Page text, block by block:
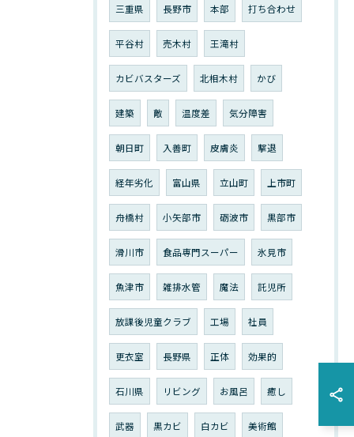
三重県 長野市 本部 打ち合わせ
平谷村 売木村 王滝村
カビバスターズ 北相木村 かび
建築 敵 温度差 気分障害
朝日町 入善町 皮膚炎 撃退
経年劣化 富山県 立山町 上市町
舟橋村 小矢部市 砺波市 黒部市
滑川市 食品専門スーパー 氷見市
魚津市 雑排水管 魔法 託児所
放課後児童クラブ 工場 社員
更衣室 長野県 正体 効果的
石川県 リビング お風呂 癒し
武器 黒カビ 白カビ 美術館